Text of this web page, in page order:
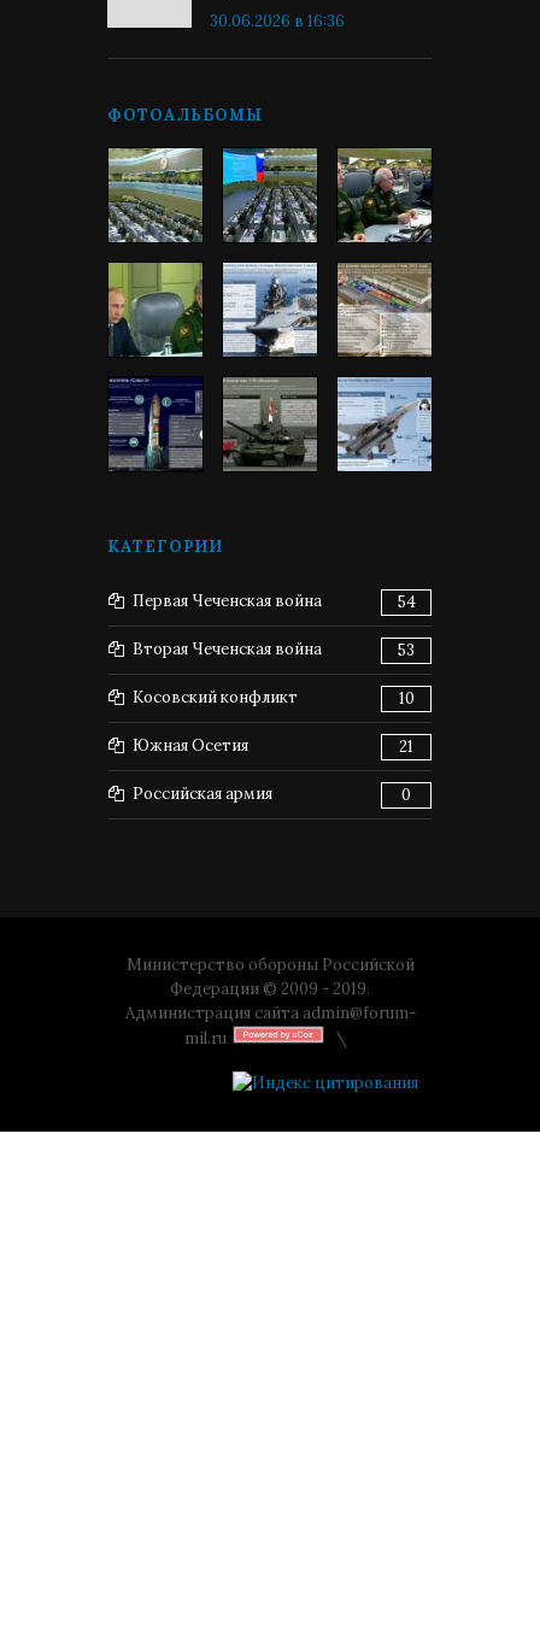
30.06.2026 в 16:36
ФОТОАЛЬБОМЫ
КАТЕГОРИИ
Первая Чеченская война 54
Вторая Чеченская война 53
Косовский конфликт 10
Южная Осетия 21
Российская армия 0
Министерство обороны Российской
Федерации © 2009 - 2019.
Администрация сайта admin@forum-
mil.ru